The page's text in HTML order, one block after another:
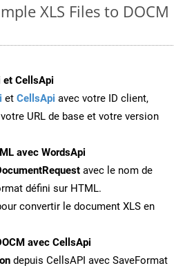
XLS Files to DOCM
et CellsApi
et CellsApi avec votre ID client,
URL de base et votre version
avec WordsApi
avec le nom de
défini sur HTML.
convertir le document XLS en
avec CellsApi
depuis CellsAPI avec SaveFormat